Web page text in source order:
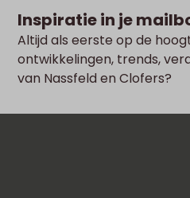
Inspiratie in je
Altijd als eerste op de
ontwikkelingen, trends,
van Nassfeld en Clofers?